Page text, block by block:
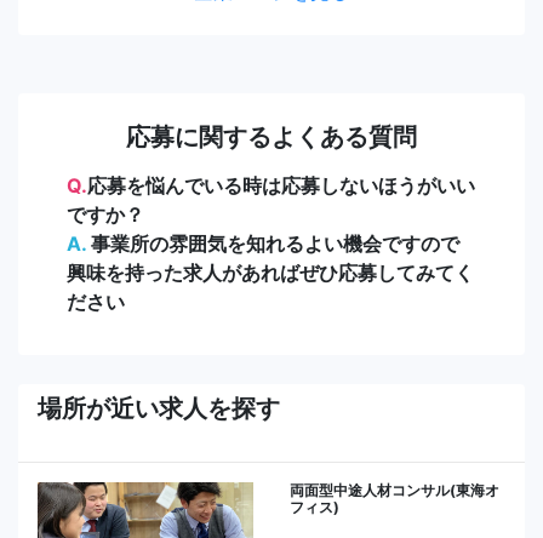
応募に関するよくある質問
Q.応募を悩んでいる時は応募しないほうがいい
ですか？
A. 事業所の雰囲気を知れるよい機会ですので
興味を持った求人があればぜひ応募してみてく
ださい
場所が近い求人を探す
両面型中途人材コンサル(東海オ
フィス)